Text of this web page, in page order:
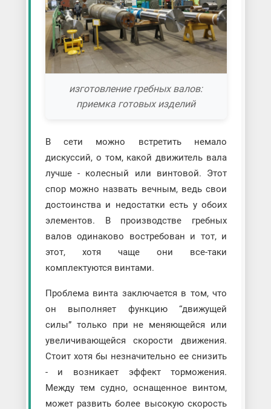
изготовление гребных валов:
приемка готовых изделий
В сети можно встретить немало
дискуссий, о том, какой движитель вала
лучше - колесный или винтовой. Этот
спор можно назвать вечным, ведь свои
достоинства и недостатки есть у обоих
элементов. В производстве гребных
валов одинаково востребован и тот, и
этот, хотя чаще они все-таки
комплектуются винтами.
Проблема винта заключается в том, что
он выполняет функцию “движущей
силы” только при не меняющейся или
увеличивающейся скорости движения.
Стоит хотя бы незначительно ее снизить
- и возникает эффект торможения.
Между тем судно, оснащенное винтом,
может развить более высокую скорость